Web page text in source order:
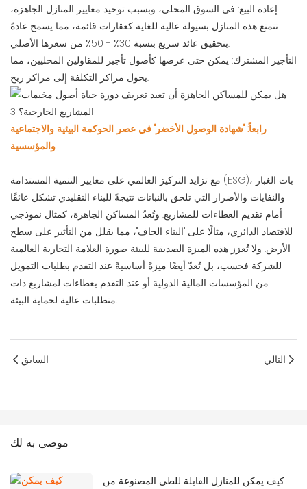
إعادة البيع: في السوق المحلي، وبسبب توحيد معايير المنازل الجاهزة،
تتمتع هذه المنازل بسيولة عالية للغاية كعقارات قائمة، مما يسمح عادةً
بتحقيق عائد سريع بنسبة 30٪ - 50٪ من سعرها الأصلي.
التأجير المشترك: يمكن حتى عرضها كأصول تأجير للمقاولين المحليين، مما
يحول مراكز التكلفة إلى مراكز ربح.
رابعاً: "شهادة الوصول الأخضر" في عصر الحوكمة البيئية والاجتماعية
والمؤسسية
مع تزايد التركيز العالمي على معايير التنمية المستدامة (ESG)، بات الغبار
والنفايات والأضرار التي تلحق بالنباتات نتيجةً للبناء التقليدي تشكل عائقًا
أمام تقديم العطاءات للمشاريع. وتُعدّ المساكن الجاهزة، كمثال نموذجي
للاقتصاد الدائري، مثالًا على "البناء الجاف"، مما يقلل من التأثير على سطح
الأرض. ولا تُعزز هذه الميزة الصديقة للبيئة صورة العلامة التجارية العالمية
للشركة فحسب، بل تُعدّ أيضًا ميزةً أساسيةً عند التقدم بطلبات التمويل
من المؤسسات المالية الدولية أو عند التقدم بعطاءات لمشاريع ذات
متطلبات عالية لحماية البيئة.
السابق التالي
موصى به لك
كيف يمكن للمنازل القابلة للطي المصنوعة من